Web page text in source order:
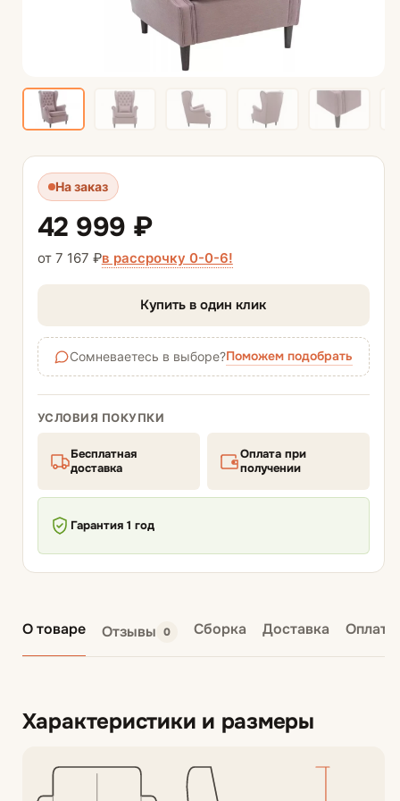
На заказ
42 999 ₽
от 7 167 ₽в рассрочку 0-0-6!
Купить в один клик
Сомневаетесь в выборе?Поможем подобрать
УСЛОВИЯ ПОКУПКИ
Бесплатная
доставка
Оплата при
получении
Гарантия 1 год
О товаре Отзывы 0 Сборка Доставка Оплата
Характеристики и размеры